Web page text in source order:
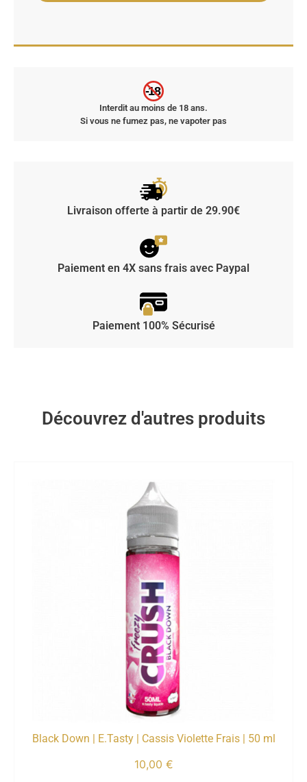
-18
Interdit au moins de 18 ans.
Si vous ne fumez pas, ne vapoter pas
Livraison offerte à partir de 29.90€
Paiement en 4X sans frais avec Paypal
Paiement 100% Sécurisé
Découvrez d'autres produits
Black Down | E.Tasty | Cassis Violette Frais | 50 ml
10,00 €